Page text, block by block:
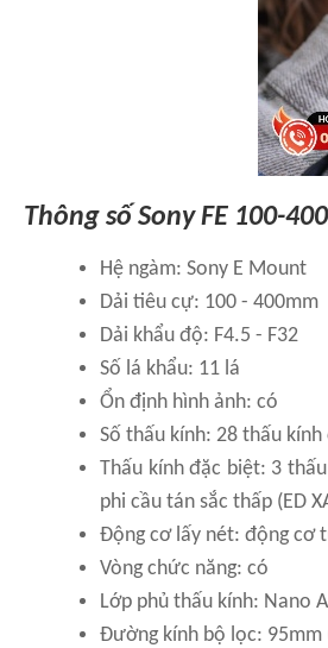
Thông số Sony FE 100-
Hệ ngàm: Sony E Mount
Dải tiêu cự: 100 - 400mm
Dải khẩu độ: F4.5 - F32
Số lá khẩu: 11 lá
Ổn định hình ảnh: có
Số thấu kính: 28 thấu
Thấu kính đặc biệt: 3
phi cầu tán sắc thấp (ED
Động cơ lấy nét: động cơ
Vòng chức năng: có
Lớp phủ thấu kính: Nano
Đường kính bộ lọc: